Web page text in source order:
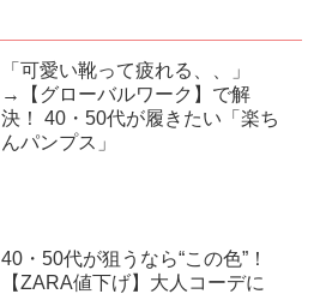
「可愛い靴って疲れる、、」
→【グローバルワーク】で解
決！ 40・50代が履きたい「楽ち
んパンプス」
40・50代が狙うなら“この色”！
【ZARA値下げ】大人コーデに